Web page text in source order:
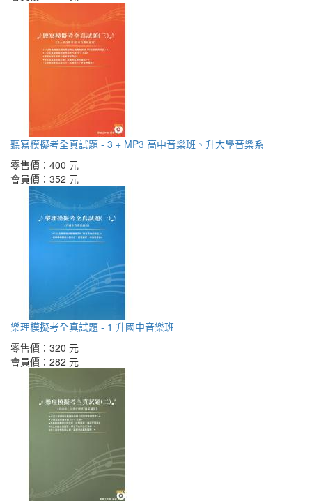
聽寫模擬考全真試題 - 3 + MP3 高中音樂班、升大學音樂系
零售價： 400 元
會員價： 352 元
樂理模擬考全真試題 - 1 升國中音樂班
零售價： 320 元
會員價： 282 元